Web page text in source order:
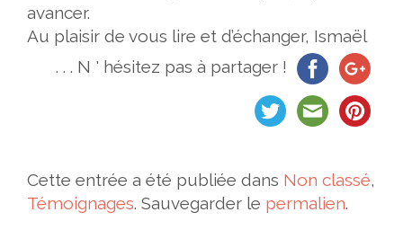
avancer.
Au plaisir de vous lire et d’échanger, Ismaël
. . . N ' hésitez pas à partager !
Cette entrée a été publiée dans Non classé,
Témoignages. Sauvegarder le permalien.